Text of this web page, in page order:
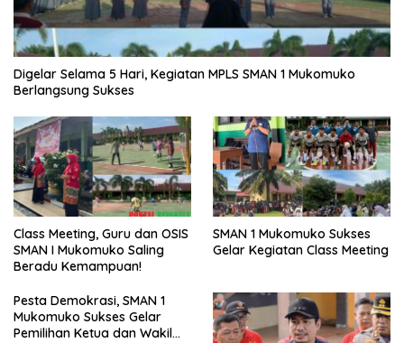
Digelar Selama 5 Hari, Kegiatan MPLS SMAN 1 Mukomuko
Berlangsung Sukses
Class Meeting, Guru dan OSIS
SMAN I Mukomuko Saling
Beradu Kemampuan!
SMAN 1 Mukomuko Sukses
Gelar Kegiatan Class Meeting
Pesta Demokrasi, SMAN 1
Mukomuko Sukses Gelar
Pemilihan Ketua dan Wakil